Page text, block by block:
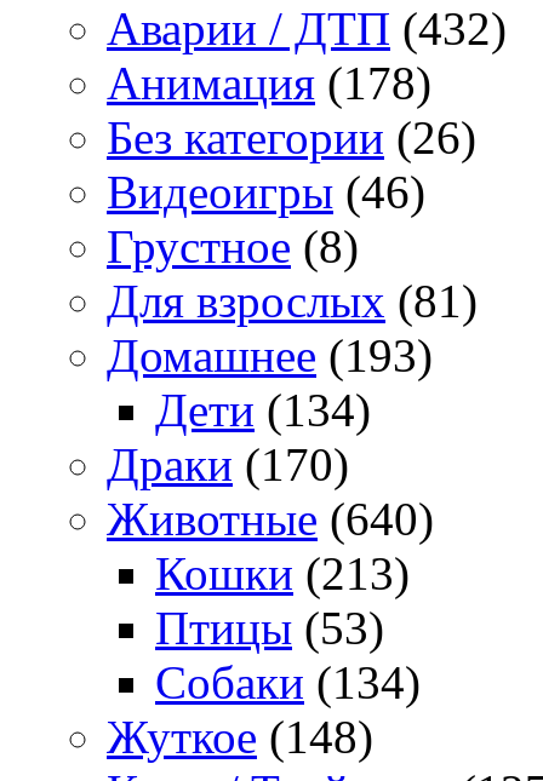
Аварии / ДТП (432)
Анимация (178)
Без категории (26)
Видеоигры (46)
Грустное (8)
Для взрослых (81)
Домашнее (193)
Дети (134)
Драки (170)
Животные (640)
Кошки (213)
Птицы (53)
Собаки (134)
Жуткое (148)